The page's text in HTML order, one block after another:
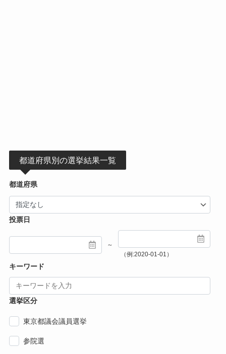
都道府県別の選挙結果一覧
都道府県
投票日
～
（例:2020-01-01）
キーワード
選挙区分
東京都議会議員選挙
参院選